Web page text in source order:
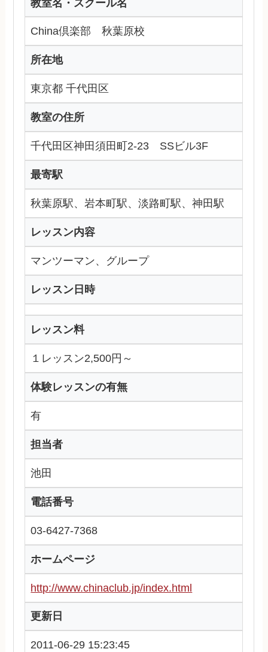
教室名・スクール名
China倶楽部 秋葉原校
所在地
東京都 千代田区
教室の住所
千代田区神田須田町2-23 SSビル3F
最寄駅
秋葉原駅、岩本町駅、淡路町駅、神田駅
レッスン内容
マンツーマン、グループ
レッスン日時
レッスン料
１レッスン2,500円～
体験レッスンの有無
有
担当者
池田
電話番号
03-6427-7368
ホームページ
http://www.chinaclub.jp/index.html
更新日
2011-06-29 15:23:45